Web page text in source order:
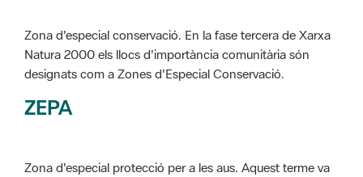
Zona d'especial conservació. En la fase tercera de Xarxa
Natura 2000 els llocs d'importància comunitària són
designats com a Zones d'Especial Conservació.
ZEPA
Zona d'especial protecció per a les aus. Aquest terme va